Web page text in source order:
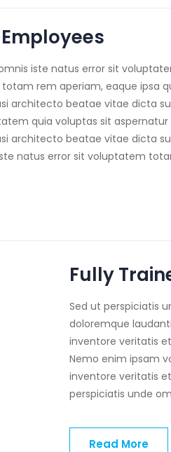
iste natus error sit
rem aperiam, eaque ipsa
architecto beatae vitae dicta
quia voluptas sit aspernatur
architecto beatae vitae dicta
natus error sit voluptatem
Fully
Sed ut perspiciatis
doloremque
inventore veritatis
Nemo enim ipsam
inventore veritatis
perspiciatis unde
Read More